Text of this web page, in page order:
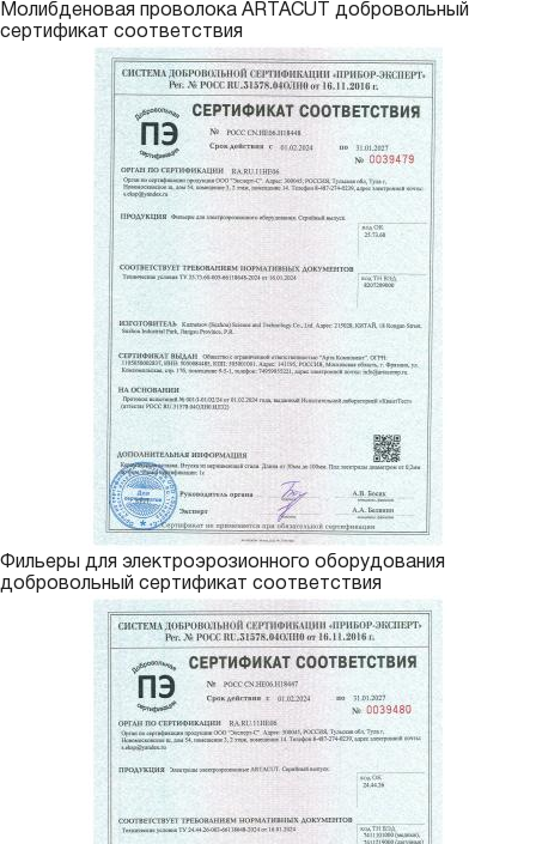
Молибденовая проволока ARTACUT добровольный
сертификат соответствия
Фильеры для электроэрозионного оборудования
добровольный сертификат соответствия